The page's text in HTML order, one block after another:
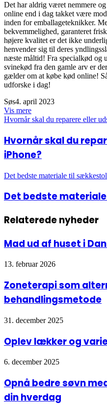
Det har aldrig været nemmere
online end i dag takket være
inden for emballageteknikker.
bekvemmelighed, garanteret
højere kvalitet er det ikke
henvender sig til deres
næste måltid! Fra specialkød og
svinekød fra den gamle arv er
gælder om at købe kød online!
udforske i dag!
Søs4. april 2023
Vis mere
Hvornår skal du reparere eller
Hvornår skal du
iPhone?
Det bedste materiale til
Det bedste
Relaterede nyheder
Mad ud af huset i
13. februar 2026
Zoneterapi som
behandlingsmetode
31. december 2025
Oplev lækker og
6. december 2025
Opnå bedre søvn
din hverdag